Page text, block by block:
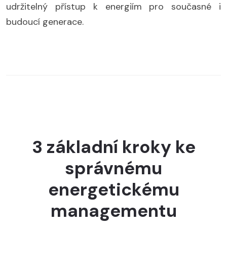
udržitelný přístup k energiím pro současné i
budoucí generace.
3 základní kroky ke
správnému
energetickému
managementu